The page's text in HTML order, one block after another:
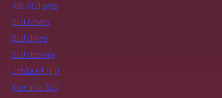
Alla SLU-orter
SLU Alnarp
SLU Umeå
SLU Uppsala
Jobba på SLU
Kontakta SLU